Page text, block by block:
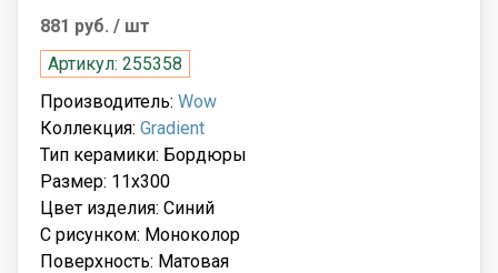
881 руб. / шт
Артикул: 255358
Производитель: Wow
Коллекция: Gradient
Тип керамики: Бордюры
Размер: 11x300
Цвет изделия: Синий
С рисунком: Моноколор
Поверхность: Матовая